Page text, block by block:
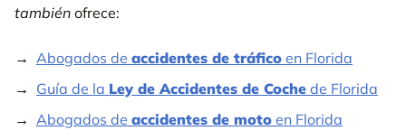
también ofrece:
Abogados de accidentes de tráfico en Florida
Guía de la Ley de Accidentes de Coche de Florida
Abogados de accidentes de moto en Florida